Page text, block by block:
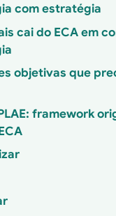
com estratégia
cai do ECA em
objetivas que
framework